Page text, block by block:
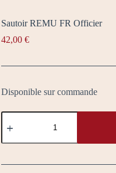
Sautoir REMU FR Officier
42,00€
Disponible sur commande
quantité
de
REMU
Officier